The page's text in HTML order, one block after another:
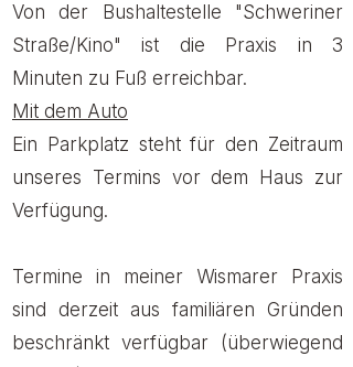
Von der Bushaltestelle "Schweriner
Straße/Kino" ist die Praxis in 3
Minuten zu Fuß erreichbar.
Mit dem Auto
Ein Parkplatz steht für den Zeitraum
unseres Termins vor dem Haus zur
Verfügung.
Termine in meiner Wismarer Praxis
sind derzeit aus familiären Gründen
beschränkt verfügbar (überwiegend